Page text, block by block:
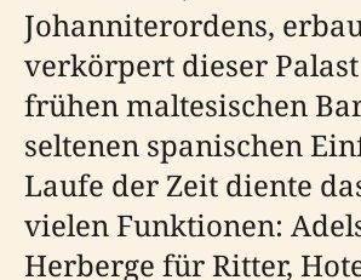
Johanniterordens,
verkörpert dieser
frühen maltesischen
seltenen spanischen
Laufe der Zeit diente
vielen Funktionen:
Herberge für Ritter,